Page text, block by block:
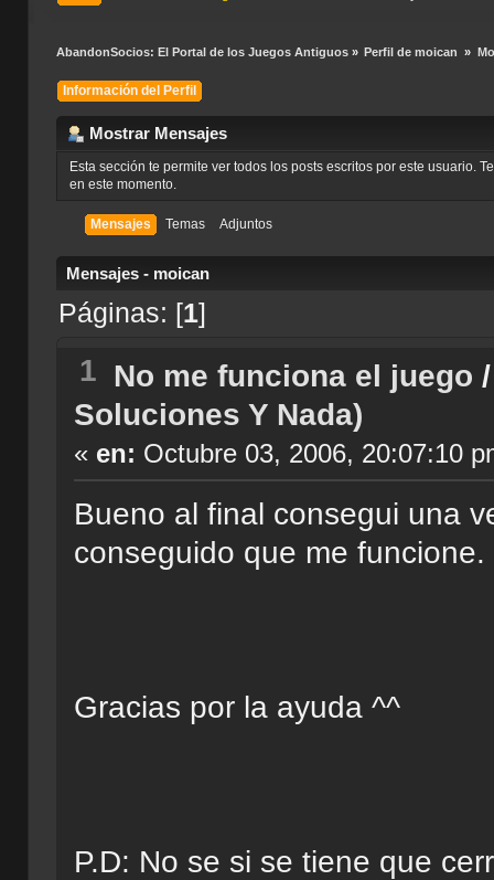
AbandonSocios: El Portal de los Juegos Antiguos» Perfil de moican »
Información del Perfil
Mostrar Mensajes
Esta sección te permite ver todos los posts escritos por este usuario.
en este momento.
Mensajes Temas Adjuntos
Mensajes - moican
Páginas: [1]
1 No me funciona el juego
Soluciones Y Nada)
« en: Octubre 03, 2006, 20:07:10
Bueno al final consegui una
conseguido que me funcione.
Gracias por la ayuda ^^
P.D: No se si se tiene que